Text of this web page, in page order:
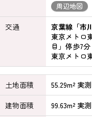
周辺地図
交通
京葉線「市
東京メトロ
目」停歩7分
東京メトロ
土地面積
55.29m² 実測
建物面積
99.63m² 実測